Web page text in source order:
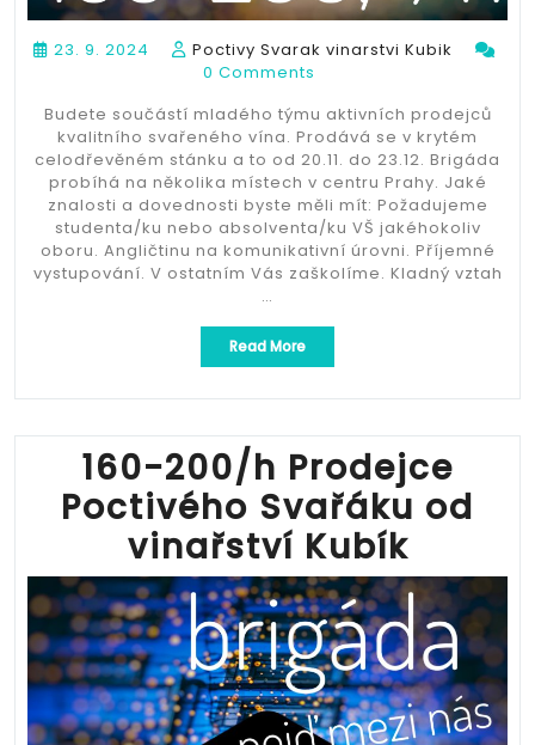
23. 9. 2024
Poctivy Svarak vinarstvi Kubik
0 Comments
Budete součástí mladého týmu aktivních prodejců
kvalitního svařeného vína. Prodává se v krytém
celodřevěném stánku a to od 20.11. do 23.12. Brigáda
probíhá na několika místech v centru Prahy. Jaké
znalosti a dovednosti byste měli mít: Požadujeme
studenta/ku nebo absolventa/ku VŠ jakéhokoliv
oboru. Angličtinu na komunikativní úrovni. Příjemné
vystupování. V ostatním Vás zaškolíme. Kladný vztah
…
Read More„160-
200/h
Svařáku
od
vinařství
Kubík“
160-200/h Prodejce
Poctivého Svařáku od
vinařství Kubík